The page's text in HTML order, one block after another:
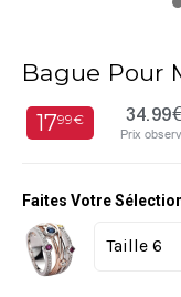
Bague Pour
1799€
Prix
Faites Votre